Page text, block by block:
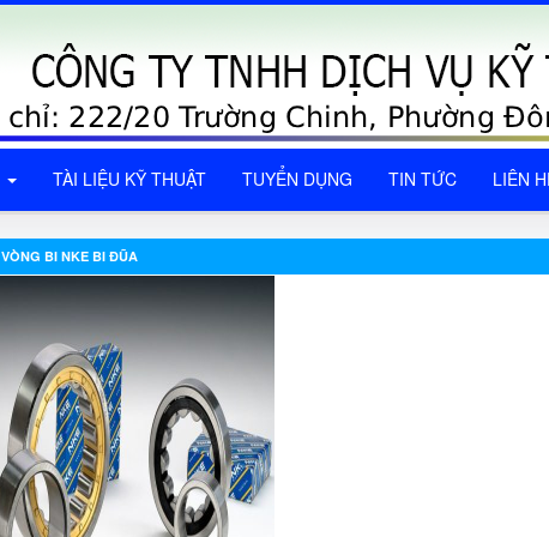
TÀI LIỆU KỸ THUẬT TUYỂN DỤNG TIN TỨC LIÊN
VÒNG BI NKE BI ĐŨA